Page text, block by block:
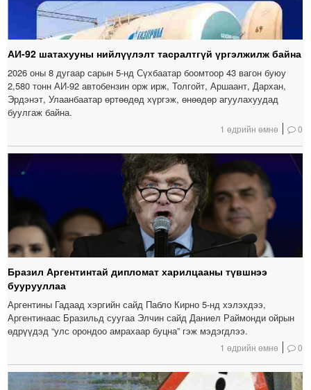
АИ-92 шатахууны нийлүүлэлт тасралтгүй үргэлжилж байна
2026 оны 8 дугаар сарын 5-нд Сүхбаатар боомтоор 43 вагон буюу
2,580 тонн АИ-92 автобензин орж ирж, Толгойт, Аршаант, Дархан,
Эрдэнэт, Улаанбаатар өртөөдөд хүргэж, өнөөдөр агуулахуудад
буулгаж байна.
1 өдрийн өмнө 0
Бразил Аргентинтай дипломат харилцааны түвшнээ
буурууллаа
Аргентины Гадаад хэргийн сайд Пабло Кирно 5-нд хэлэхдээ,
Аргентинаас Бразильд суугаа Элчин сайд Даниел Раймонди ойрын
өдрүүдэд “улс орондоо амрахаар буцна” гэж мэдэгдлээ.
1 өдрийн өмнө 0